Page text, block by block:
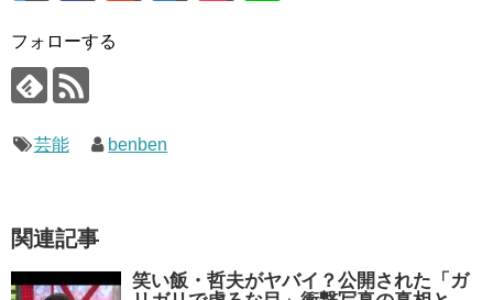
フォローする
芸能 benben
関連記事
笑い飯・哲夫がヤバイ？公開された「ガ